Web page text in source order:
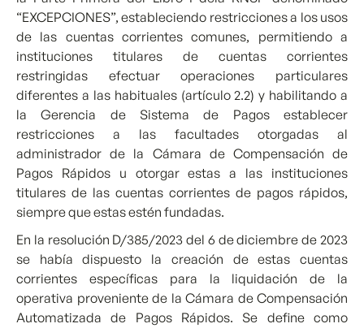
“EXCEPCIONES”, estableciendo restricciones a los usos
de las cuentas corrientes comunes, permitiendo a
instituciones titulares de cuentas corrientes
restringidas efectuar operaciones particulares
diferentes a las habituales (artículo 2.2) y habilitando a
la Gerencia de Sistema de Pagos establecer
restricciones a las facultades otorgadas al
administrador de la Cámara de Compensación de
Pagos Rápidos u otorgar estas a las instituciones
titulares de las cuentas corrientes de pagos rápidos,
siempre que estas estén fundadas.
En la resolución D/385/2023 del 6 de diciembre de 2023
se había dispuesto la creación de estas cuentas
corrientes específicas para la liquidación de la
operativa proveniente de la Cámara de Compensación
Automatizada de Pagos Rápidos. Se define como